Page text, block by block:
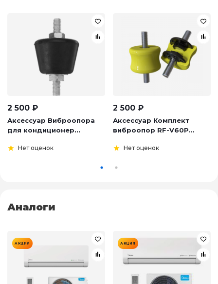
2 500 ₽
Аксессуар Виброопора
для кондиционер...
Нет оценок
2 500 ₽
Аксессуар Комплект
виброопор RF-V60P...
Нет оценок
Аналоги
АКЦИЯ АКЦИЯ